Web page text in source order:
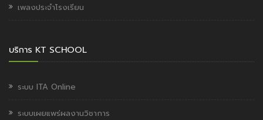
เพลงประจำโรงเรียน
บริการ KT SCHOOL
ระบบ ITA Online
ระบบเผยแพร่ผลงานวิชาการ